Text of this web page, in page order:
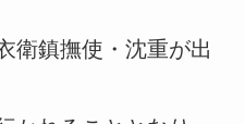
衛鎮撫使・沈重が出